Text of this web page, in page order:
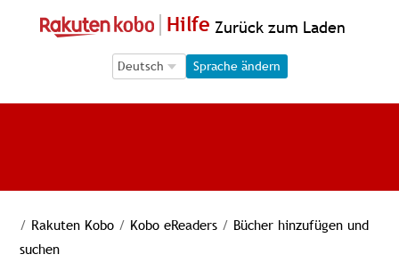
Hilfe Zurück zum Laden
Language Selection
Language Selection
Sprache ändern
/ Rakuten Kobo / Kobo eReaders / Bücher hinzufügen und
suchen